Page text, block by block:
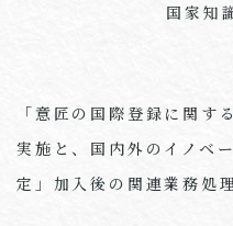
国家知
「意匠の国際登録に関
実施と、国内外のイノベ
定」加入後の関連業務処